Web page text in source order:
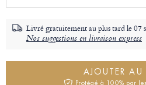
Livré gratuitement au plus tard le07
Nos suggestions en livraison express
AJOUTER AU
Protégé à 100% par